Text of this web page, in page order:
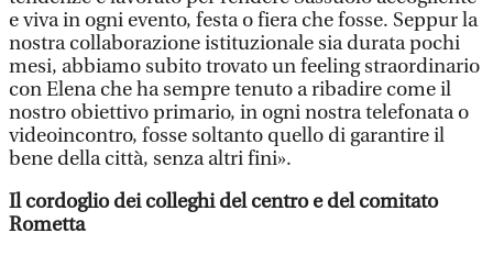
e viva in ogni evento, festa o fiera che fosse. Seppur la
nostra collaborazione istituzionale sia durata pochi
mesi, abbiamo subito trovato un feeling straordinario
con Elena che ha sempre tenuto a ribadire come il
nostro obiettivo primario, in ogni nostra telefonata o
videoincontro, fosse soltanto quello di garantire il
bene della città, senza altri fini».
Il cordoglio dei colleghi del centro e del comitato
Rometta